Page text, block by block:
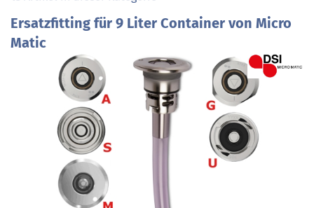
Ersatzfitting für 9 Liter Container von Micro
Matic